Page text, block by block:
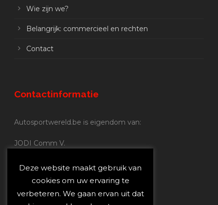
Wie zijn we?
Belangrijk: commercieel en rechten
Contact
Contactinformatie
Autosportwereld.be is eigendom van:
JODI Comm V.
Nijverheidsstraat 70
2160 Wommelgem
Autosportwereld.be:
Deze website maakt gebruik van
cookies om uw ervaring te
verbeteren. We gaan ervan uit dat